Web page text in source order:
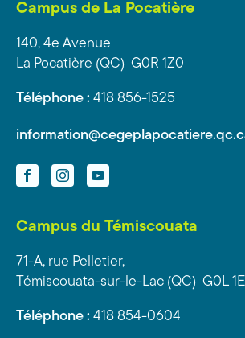
Campus de La Pocatière
140, 4e Avenue
La Pocatière (QC) G0R 1Z0
Téléphone : 418 856-1525
FacebookInstagramYouTube
Campus du Témiscouata
71-A, rue Pelletier,
Témiscouata-sur-le-Lac (QC) G0L
Téléphone : 418 854-0604